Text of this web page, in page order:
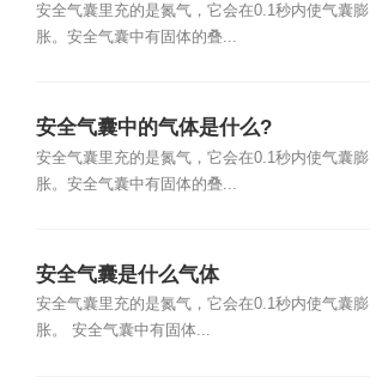
安全气囊里充的是氮气，它会在0.1秒内使气囊膨
胀。安全气囊中有固体的叠...
安全气囊中的气体是什么?
安全气囊里充的是氮气，它会在0.1秒内使气囊膨
胀。安全气囊中有固体的叠...
安全气囊是什么气体
安全气囊里充的是氮气，它会在0.1秒内使气囊膨
胀。 安全气囊中有固体...